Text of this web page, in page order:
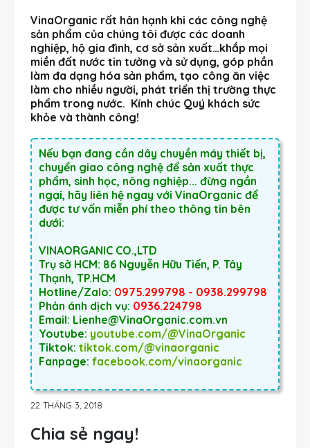
VinaOrganic rất hân hạnh khi các công nghệ
sản phẩm của chúng tôi được các doanh
nghiệp, hộ gia đình, cơ sở sản xuất…khắp mọi
miền đất nước tin tưởng và sử dụng, góp phần
làm đa dạng hóa sản phẩm, tạo công ăn việc
làm cho nhiều người, phát triển thị trường thực
phẩm trong nước. Kính chúc Quý khách sức
khỏe và thành công!
Nếu bạn đang cần dây chuyền máy thiết bị,
chuyển giao công nghệ để sản xuất thực
phẩm, sinh học, nông nghiệp... đừng ngần
ngại, hãy liên hệ ngay với VinaOrganic để
được tư vấn miễn phí theo thông tin bên
dưới:
VINAORGANIC CO.,LTD
Trụ sở HCM: 86 Nguyễn Hữu Tiến, P. Tây
Thạnh, TP.HCM
Hotline/Zalo: 0975.299798 - 0938.299798
Phản ánh dịch vụ: 0936.224798
Email: Lienhe@VinaOrganic.com.vn
Youtube: youtube.com/@VinaOrganic
Tiktok: tiktok.com/@vinaorganic
Fanpage: facebook.com/vinaorganic
22 THÁNG 3, 2018
Chia sẻ ngay!